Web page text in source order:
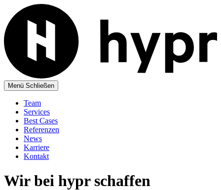
Menü Schließen
Team
Services
Best Cases
Referenzen
News
Karriere
Kontakt
Wir bei hypr schaffen